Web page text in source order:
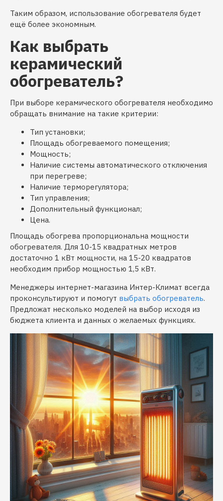
Таким образом, использование обогревателя будет
ещё более экономным.
Как выбрать
керамический
обогреватель?
При выборе керамического обогревателя необходимо
обращать внимание на такие критерии:
Тип установки;
Площадь обогреваемого помещения;
Мощность;
Наличие системы автоматического отключения
при перегреве;
Наличие терморегулятора;
Тип управления;
Дополнительный функционал;
Цена.
Площадь обогрева пропорциональна мощности
обогревателя. Для 10-15 квадратных метров
достаточно 1 кВт мощности, на 15-20 квадратов
необходим прибор мощностью 1,5 кВт.
Менеджеры интернет-магазина Интер-Климат всегда
проконсультируют и помогут выбрать обогреватель.
Предложат несколько моделей на выбор исходя из
бюджета клиента и данных о желаемых функциях.